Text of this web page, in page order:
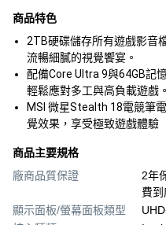
商品特色
2TB硬碟儲存所有遊戲影音
流暢細膩的視覺饗宴。
配備Core Ultra 9與64GB記
輕鬆應對多工與高負載遊戲。
MSI 微星Stealth 18電競筆
覺效果，享受極致遊戲體驗
商品主要規格
廠商品質保證
2年
費
顯示面板/螢幕面板類型